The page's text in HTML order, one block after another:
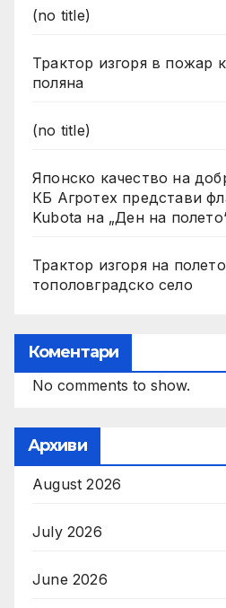
(no title)
Трактор изгоря в пожар
поляна
(no title)
Японско качество на
КБ Агротех представи
Kubota на „Ден на
Трактор изгоря на
тополовградско село
Коментари
No comments to show.
Архиви
August 2026
July 2026
June 2026